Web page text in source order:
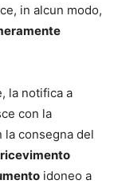
in alcun modo,
la notifica a
con la
la consegna del
ricevimento
idoneo a